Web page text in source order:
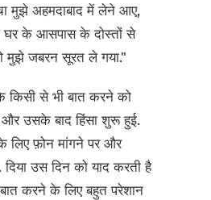
मुझे अहमदाबाद में लेने आए,
घर के आसपास के दोस्तों से
मुझे जबरन सूरत ले गया."
किसी से भी बात करने को
उसके बाद हिंसा शुरू हुई.
लिए फ़ोन मांगने पर और
दिया उस दिन को याद करती है
करने के लिए बहुत परेशान